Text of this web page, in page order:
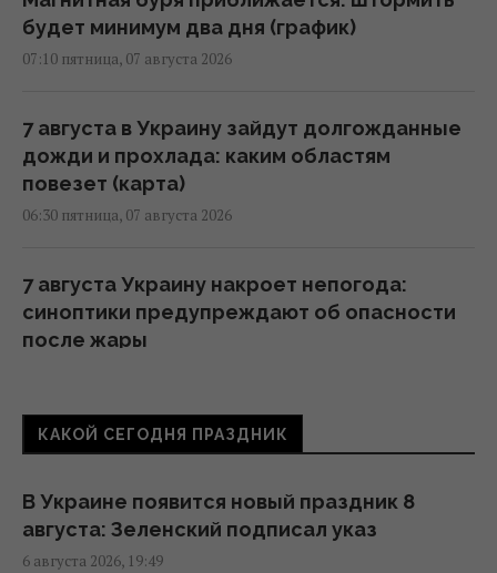
будет минимум два дня (график)
07:10 пятница, 07 августа 2026
7 августа в Украину зайдут долгожданные
дожди и прохлада: каким областям
повезет (карта)
06:30 пятница, 07 августа 2026
7 августа Украину накроет непогода:
синоптики предупреждают об опасности
после жары
Синоптик назвала области, которые
долгожданное похолодание
13:19 четверг, 06 августа 2026
КАКОЙ СЕГОДНЯ ПРАЗДНИК
В Украине появится новый праздник 8
августа: Зеленский подписал указ
6 августа 2026, 19:49